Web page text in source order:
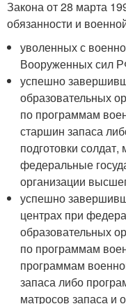
Закона от 28 марта
обязанности и
уволенных с
Вооруженных сил
успешно
образовательных
по программам
старшин запаса
подготовки
федеральные
организации
успешно
центрах при
образовательных
по программам
программам
запаса либо
матросов запаса и